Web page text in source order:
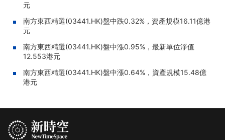
元
南方東西精選(03441.HK)盤中跌0.32%，資產規模16.11億港
元
南方東西精選(03441.HK)盤中漲0.95%，最新單位淨值
12.553港元
南方東西精選(03441.HK)盤中漲0.64%，資產規模15.48億
港元